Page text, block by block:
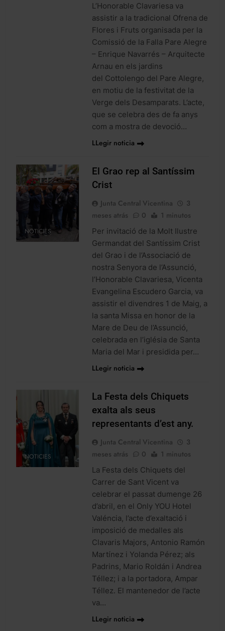
L’Honorable Clavariesa va
assistir a la tradicional Ofrena de
Flores i Fruts organisada per la
Comissió de la Falla Pare Alegre
– Enrique Navarrés – Arquitecte
Arnau en els jardins
del Cottolengo del Pare Alegre,
en motiu de la festivitat de la
Verge dels Desamparats. L’acte,
que se celebra des de fa anys
com a mostra de devoció…
LLegir noticia
NOTICIES
El Grao rep al Santíssim
Crist
Junta Central Vicentina
3
meses atrás
0 1 minutos
Per invitació de la Molt Ilustre
Germandat del Santíssim Crist
del Grao i de l’Associació de
nostra Senyora de l’Assunció,
l’Honorable Clavariesa, Vicenta
Evangelina Escudero Garcia, va
assistir el divendres 1 de Maig, a
la santa Missa en honor de la
Mare de Deu de l’Assunció,
celebrada en l’iglésia de Santa
Maria del Mar i presidida per…
LLegir noticia
NOTICIES
La Festa dels Chiquets
exalta als seus
representants d’est any.
Junta Central Vicentina
3
meses atrás
0 1 minutos
La Festa dels Chiquets del
Carrer de Sant Vicent va
celebrar el passat dumenge 26
d’abril, en el Only YOU Hotel
Valéncia, l’acte d’exaltació i
imposició de medalles als
Clavaris Majors, Antonio Ramón
Martínez i Yolanda Pérez; als
Padrins, Mario Roldán i Andrea
Téllez; i a la portadora, Ampar
Téllez. El mantenedor de l’acte
va…
LLegir noticia